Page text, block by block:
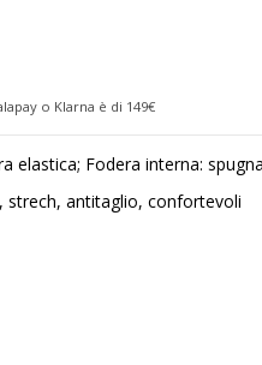
o Klarna è di 149€
elastica; Fodera interna:
strech, antitaglio, confortevoli